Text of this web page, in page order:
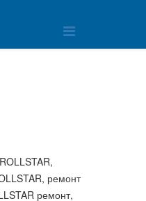
ремонт
ремонт,